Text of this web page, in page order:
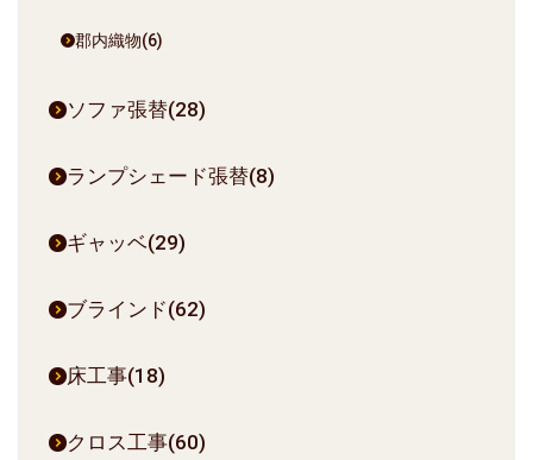
郡内織物(6)
ソファ張替(28)
ランプシェード張替(8)
ギャッベ(29)
ブラインド(62)
床工事(18)
クロス工事(60)